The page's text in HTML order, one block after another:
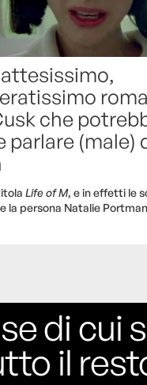
che
parlare (male)
Life of M, e in effetti le
la persona Natalie
di cui
il